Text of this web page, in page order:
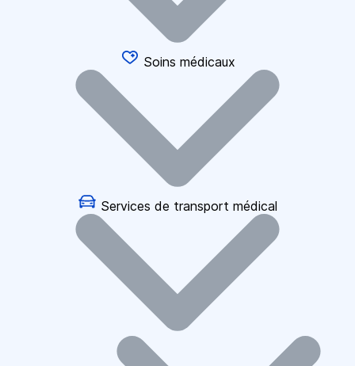
Soins médicaux
Services de transport médical